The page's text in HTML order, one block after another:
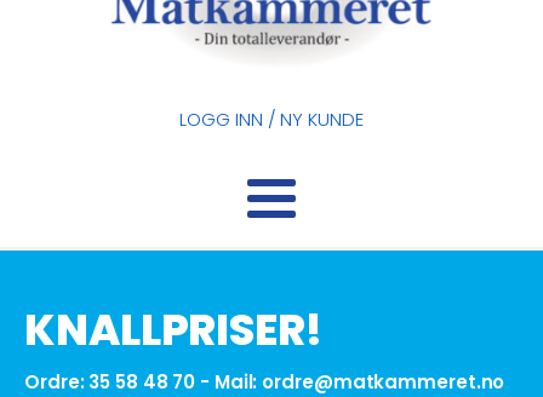
LOGG INN / NY KUNDE
KNALLPRISER!
Ordre: 35 58 48 70 - Mail: ordre@matkammeret.no